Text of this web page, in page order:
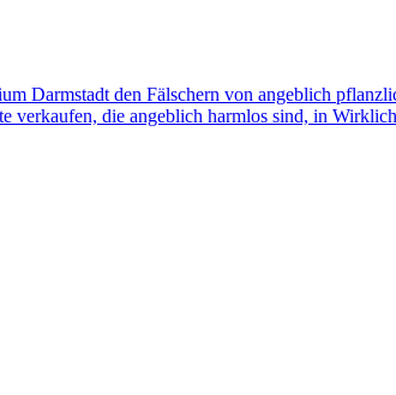
Darmstadt den Fälschern von angeblich
die angeblich harmlos sind, in